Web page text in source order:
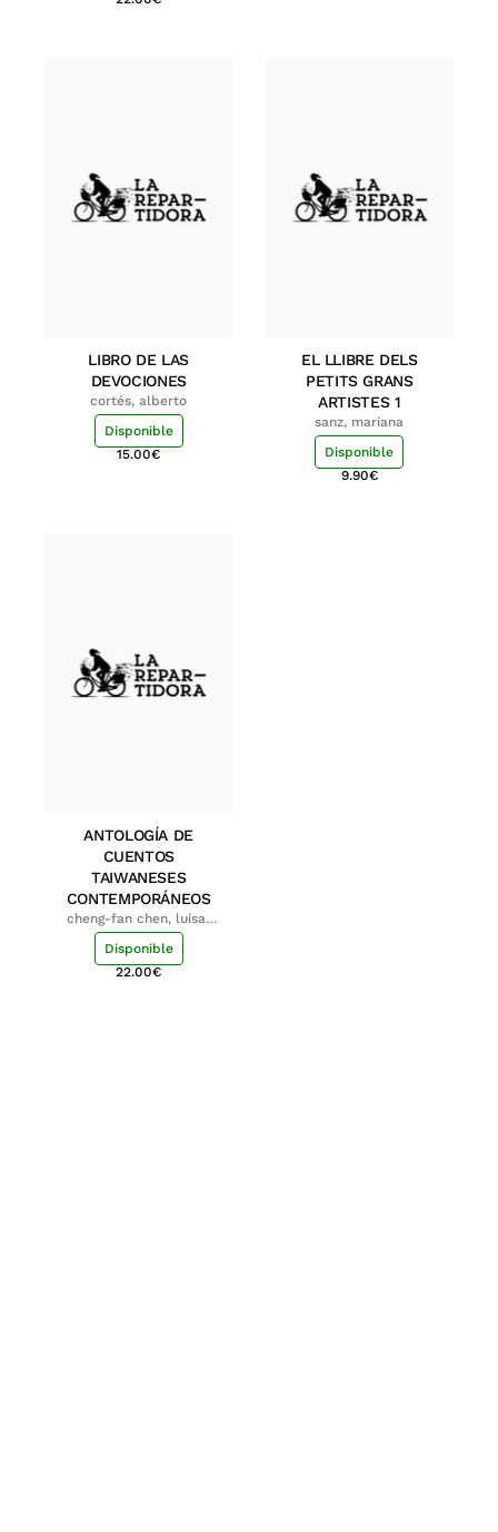
LIBRO DE LAS
DEVOCIONES
cortés, alberto
Disponible
15.00€
EL LLIBRE DELS
PETITS GRANS
ARTISTES 1
sanz, mariana
Disponible
9.90€
ANTOLOGÍA DE
CUENTOS
TAIWANESES
CONTEMPORÁNEOS
cheng-fan chen, luisa;
shu-ying chang, luisa
Disponible
22.00€